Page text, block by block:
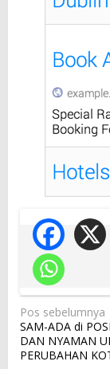
N
a
v
Pos sebelumnya
SAM-ADA di
DAN NYAMAN
PERUBAHAN